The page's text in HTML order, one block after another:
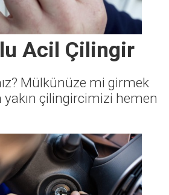
Acil Çilingir
Mülkünüze mi girmek
çilingircimizi hemen